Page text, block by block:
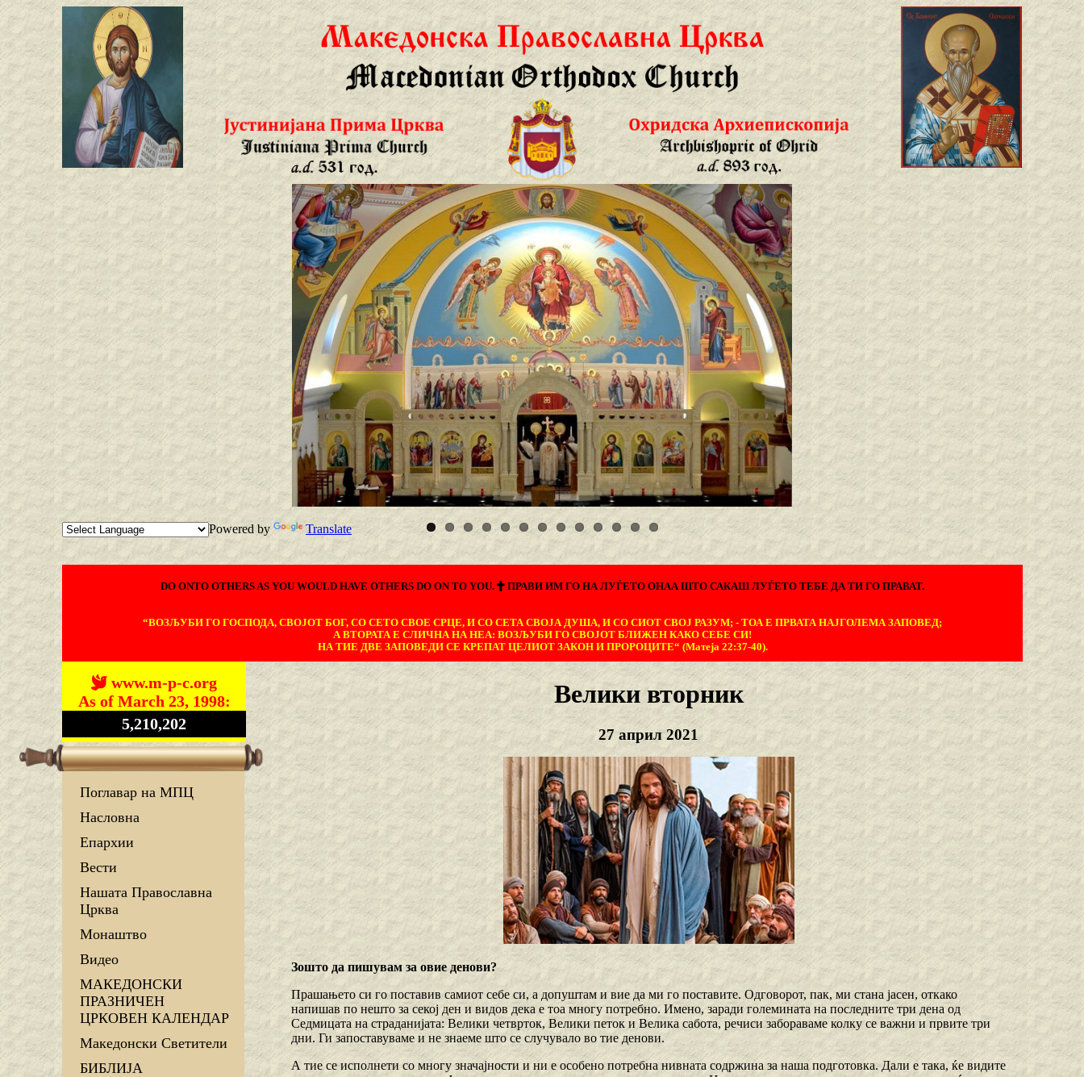
Powered by Translate
DO ONTO OTHERS AS YOU WOULD HAVE OTHERS DO ON TO YOU. ПРАВИ ИМ ГО НА ЛУЃЕТО ОНАА ШТО САКАШ ЛУЃЕТО ТЕБЕ ДА ТИ ГО ПРАВАТ.
“ВОЗЉУБИ ГО ГОСПОДА, СВОЈОТ БОГ, СО СЕТО СВОЕ СРЦЕ, И СО СЕТА СВОЈА ДУША, И СО СИОТ СВОЈ РАЗУМ; - ТОА Е ПРВАТА НАЈГОЛЕМА ЗАПОВЕД;
А ВТОРАТА Е СЛИЧНА НА НЕА: ВОЗЉУБИ ГО СВОЈОТ БЛИЖЕН КАКО СЕБЕ СИ!
НА ТИЕ ДВЕ ЗАПОВЕДИ СЕ КРЕПАТ ЦЕЛИОТ ЗАКОН И ПРОРОЦИТЕ“ (Матеја 22:37-40).
www.m-p-c.org
As of March 23, 1998:
5,210,202
Поглавар на МПЦ
Насловна
Епархии
Вести
Нашата Православна
Црква
Монаштво
Видео
МАКЕДОНСКИ
ПРАЗНИЧЕН
ЦРКОВЕН КАЛЕНДАР
Македонски Светители
БИБЛИЈА
Велики вторник
27 април 2021
Зошто да пишувам за овие денови?
Прашањето си го поставив самиот себе си, а допуштам и вие да ми го поставите. Одговорот, пак, ми стана јасен, откако
напишав по нешто за секој ден и видов дека е тоа многу потребно. Имено, заради големината на последните три дена од
Седмицата на страданијата: Велики четврток, Велики петок и Велика сабота, речиси забораваме колку се важни и првите три
дни. Ги запоставуваме и не знаеме што се случувало во тие денови.
А тие се исполнети со многу значајности и ни е особено потребна нивната содржина за наша подготовка. Дали е така, ќе видите